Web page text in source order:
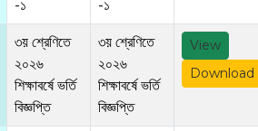
-১ -১
৩য় শ্রেণিতে
২০২৬
শিক্ষাবর্ষে ভর্তি
বিজ্ঞপ্তি
৩য় শ্রেণিতে
২০২৬
শিক্ষাবর্ষে ভর্তি
বিজ্ঞপ্তি
View
Download